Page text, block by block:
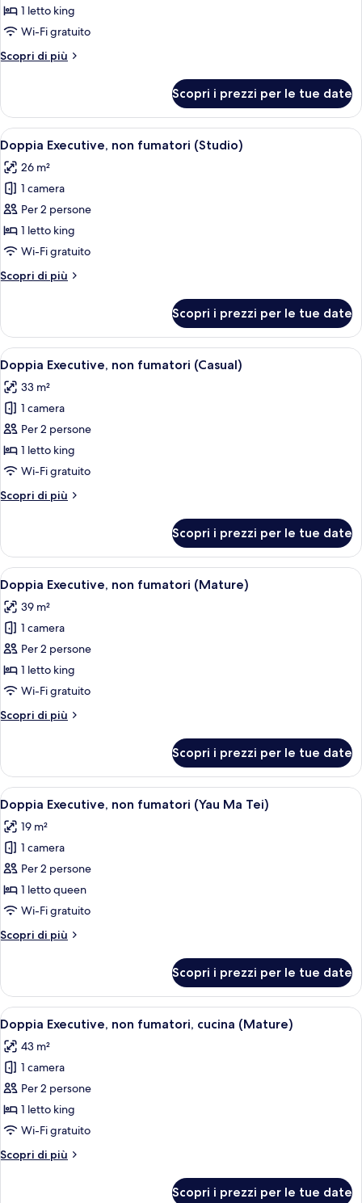
(with
Loft,
Floor)
per
Doppia
Deluxe,
non
(with
Loft,
12th
Floor)
1 letto king
Wi-Fi gratuito
Scopri di più
Altri
Deluxe,
non
fumatori
(with
Loft,
12th
Scopri i prezzi per le tue date
Apri
tutte
le
foto
per
Doppia
Executive,
fumatori
Una camera d'albergo moderna
4
Doppia Executive, non fumatori (Studio)
26 m²
1 camera
Per 2 persone
1 letto king
Wi-Fi gratuito
Scopri di più
Altri
Executive,
non
fumatori
(Studio)
Scopri i prezzi per le tue date
Apri
tutte
le
foto
per
Doppia
Executive,
fumatori
Una camera d'albergo con un letto
4
Doppia Executive, non fumatori (Casual)
33 m²
1 camera
Per 2 persone
1 letto king
Wi-Fi gratuito
Scopri di più
Altri
Executive,
non
fumatori
(Casual)
Scopri i prezzi per le tue date
Apri
tutte
le
foto
per
Doppia
Executive,
fumatori
Una moderna camera d'albergo con
6
Doppia Executive, non fumatori (Mature)
39 m²
1 camera
Per 2 persone
1 letto king
Wi-Fi gratuito
Scopri di più
Altri
Executive,
non
fumatori
(Mature)
Scopri i prezzi per le tue date
Apri
tutte
le
foto
per
Doppia
Executive,
fumatori
Tei)
Una camera d'albergo con un
3
Doppia Executive, non fumatori (Yau Ma Tei)
19 m²
1 camera
Per 2 persone
1 letto queen
Wi-Fi gratuito
Scopri di più
Altri
Executive,
non
fumatori
(Yau
Ma
Tei)
Scopri i prezzi per le tue date
Apri
tutte
le
foto
per
Doppia
Executive,
fumatori,
Una moderna camera d'albergo con
5
Doppia Executive, non fumatori, cucina (Mature)
43 m²
1 camera
Per 2 persone
1 letto king
Wi-Fi gratuito
Scopri di più
Altri
Scopri i prezzi per le tue date